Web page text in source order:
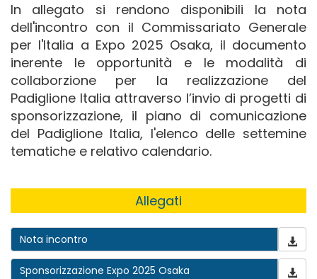
In allegato si rendono disponibili la nota
dell'incontro con il Commissariato Generale
per l'Italia a Expo 2025 Osaka, il documento
inerente le opportunità e le modalità di
collaborzione per la realizzazione del
Padiglione Italia attraverso l’invio di progetti di
sponsorizzazione, il piano di comunicazione
del Padiglione Italia, l'elenco delle settemine
tematiche e relativo calendario.
Allegati
Nota incontro
Sponsorizzazione Expo 2025 Osaka